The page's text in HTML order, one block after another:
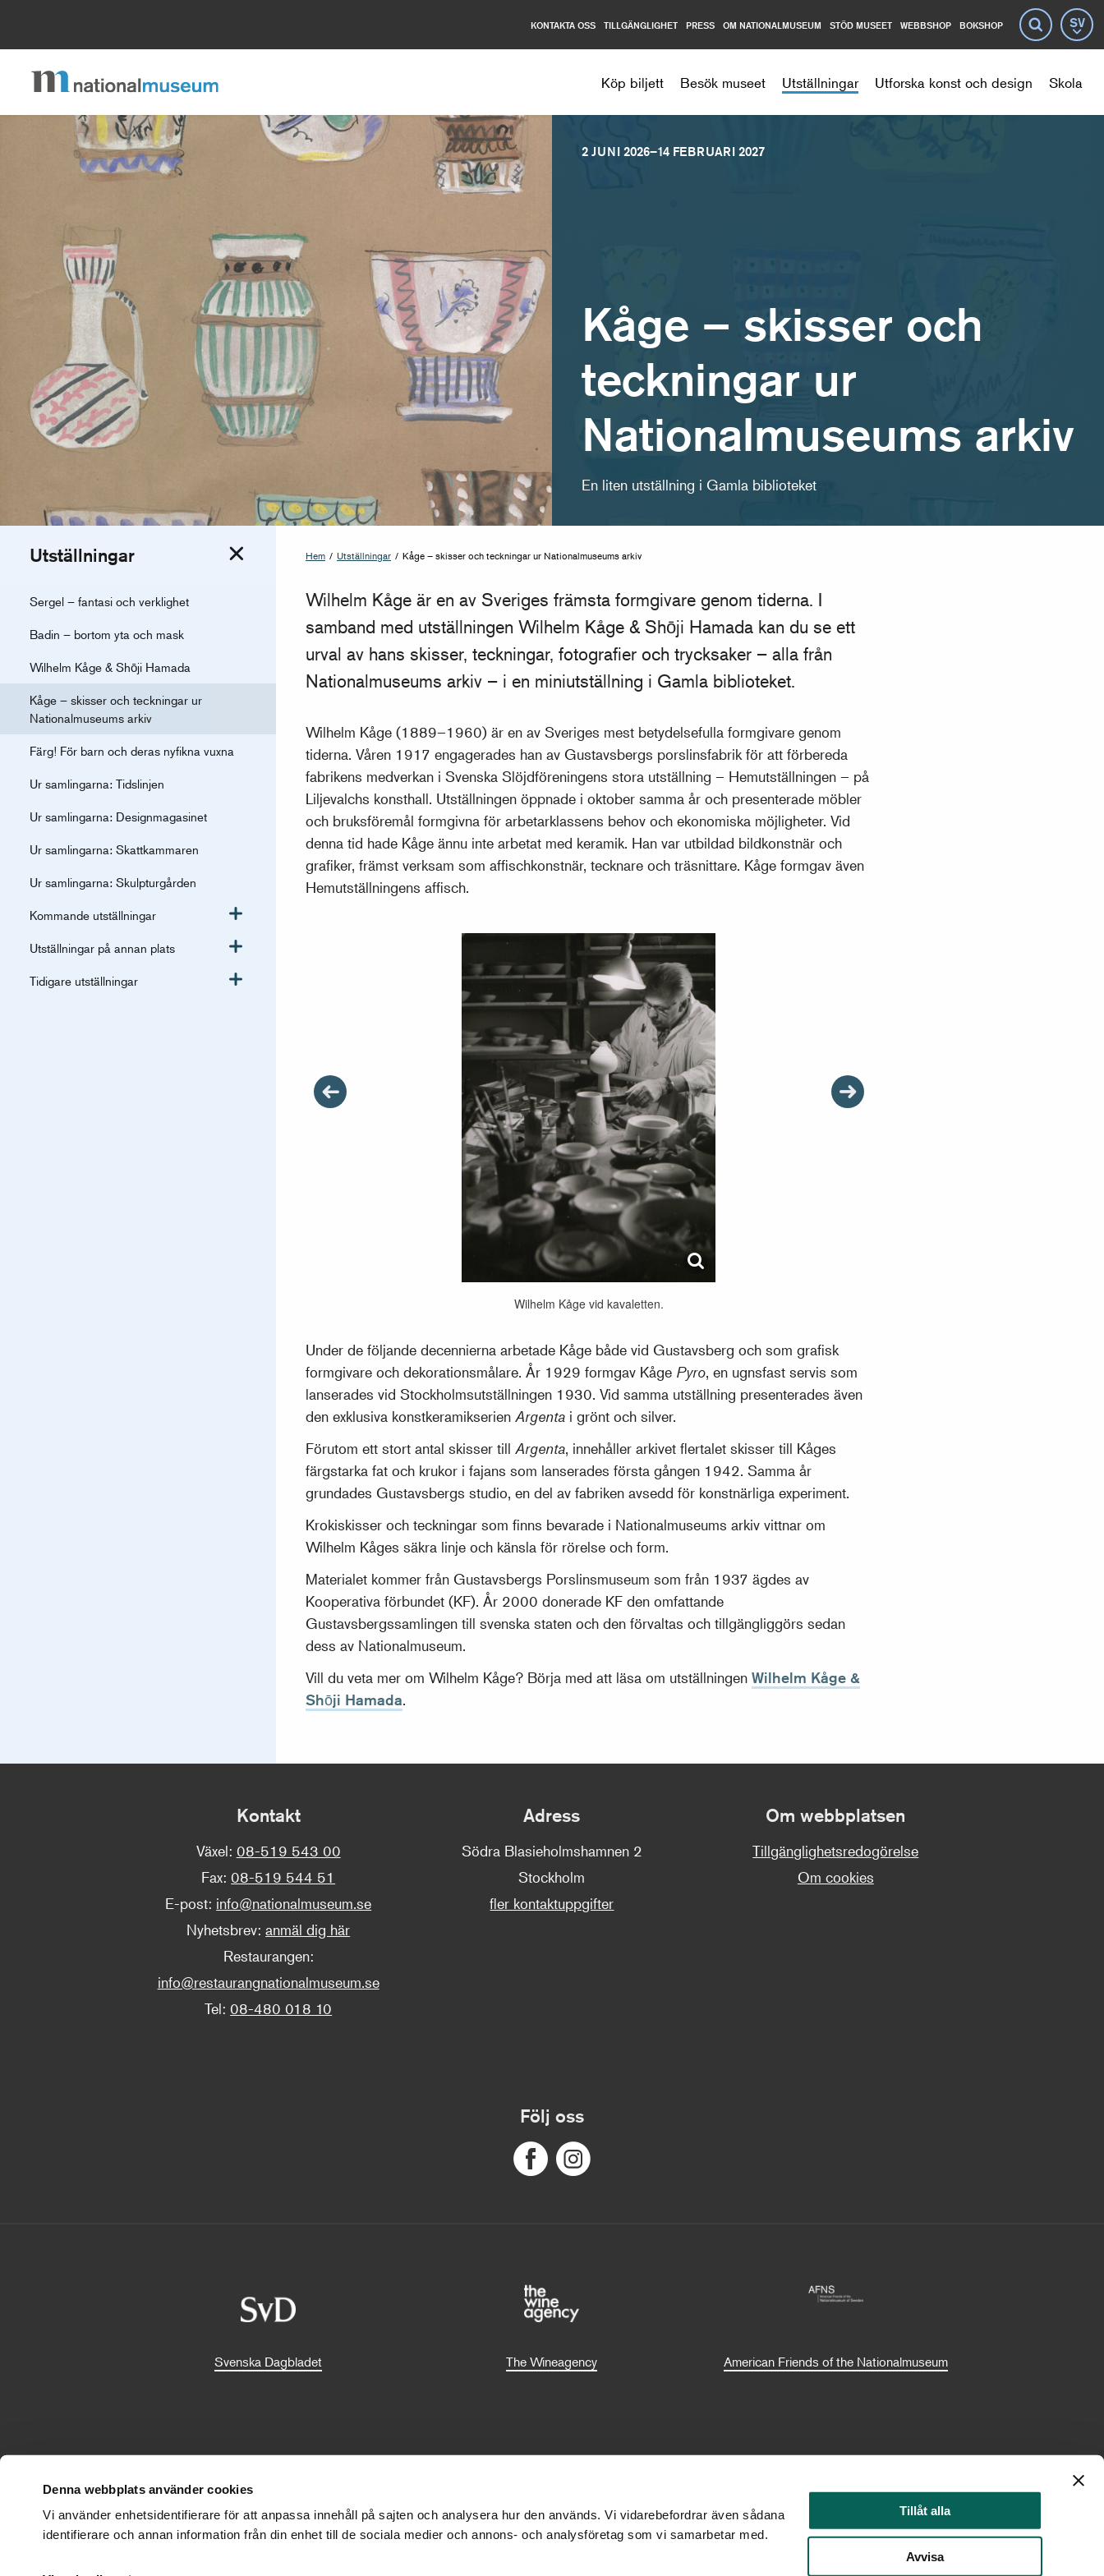
Denna webbplats använder cookies
Vi använder enhetsidentifierare för att anpassa innehåll på sajten och analysera hur den används. Vi vidarebefordrar även sådana
identifierare och annan information från din enhet till de sociala medier och annons- och analysföretag som vi samarbetar med.
Tillåt alla
Avvisa
Köp biljett Besök museet Utställningar Utforska konst och design Skola
KONTAKTA OSS TILLGÄNGLIGHET PRESS OM NATIONALMUSEUM STÖD MUSEET WEBBSHOP BOKSHOP Sök
2 JUNI 2026–14 FEBRUARI 2027
Kåge – skisser och
teckningar ur
Nationalmuseums arkiv
En liten utställning i Gamla biblioteket
Utställningar Växla meny
Sergel – fantasi och verklighet
Badin – bortom yta och mask
Wilhelm Kåge & Shōji Hamada
Kåge – skisser och teckningar ur
Nationalmuseums arkiv
Färg! För barn och deras nyfikna vuxna
Ur samlingarna: Tidslinjen
Ur samlingarna: Designmagasinet
Ur samlingarna: Skattkammaren
Ur samlingarna: Skulpturgården
Kommande utställningar Växla meny
Utställningar på annan plats Växla meny
Tidigare utställningar Växla meny
Hem / Utställningar / Kåge – skisser och teckningar ur Nationalmuseums arkiv
Wilhelm Kåge är en av Sveriges främsta formgivare genom tiderna. I
samband med utställningen Wilhelm Kåge & Shōji Hamada kan du se ett
urval av hans skisser, teckningar, fotografier och trycksaker – alla från
Nationalmuseums arkiv – i en miniutställning i Gamla biblioteket.
Wilhelm Kåge (1889–1960) är en av Sveriges mest betydelsefulla formgivare genom
tiderna. Våren 1917 engagerades han av Gustavsbergs porslinsfabrik för att förbereda
fabrikens medverkan i Svenska Slöjdföreningens stora utställning – Hemutställningen – på
Liljevalchs konsthall. Utställningen öppnade i oktober samma år och presenterade möbler
och bruksföremål formgivna för arbetarklassens behov och ekonomiska möjligheter. Vid
denna tid hade Kåge ännu inte arbetat med keramik. Han var utbildad bildkonstnär och
grafiker, främst verksam som affischkonstnär, tecknare och träsnittare. Kåge formgav även
Hemutställningens affisch.
Wilhelm Kåge vid kavaletten.
Under de följande decennierna arbetade Kåge både vid Gustavsberg och som grafisk
formgivare och dekorationsmålare. År 1929 formgav Kåge Pyro, en ugnsfast servis som
lanserades vid Stockholmsutställningen 1930. Vid samma utställning presenterades även
den exklusiva konstkeramikserien Argenta i grönt och silver.
Förutom ett stort antal skisser till Argenta, innehåller arkivet flertalet skisser till Kåges
färgstarka fat och krukor i fajans som lanserades första gången 1942. Samma år
grundades Gustavsbergs studio, en del av fabriken avsedd för konstnärliga experiment.
Krokiskisser och teckningar som finns bevarade i Nationalmuseums arkiv vittnar om
Wilhelm Kåges säkra linje och känsla för rörelse och form.
Materialet kommer från Gustavsbergs Porslinsmuseum som från 1937 ägdes av
Kooperativa förbundet (KF). År 2000 donerade KF den omfattande
Gustavsbergssamlingen till svenska staten och den förvaltas och tillgängliggörs sedan
dess av Nationalmuseum.
Vill du veta mer om Wilhelm Kåge? Börja med att läsa om utställningen Wilhelm Kåge &
Shōji Hamada.
Kontakt
Växel: 08-519 543 00
Fax: 08-519 544 51
E-post: info@nationalmuseum.se
Nyhetsbrev:anmäl dig här
Restaurangen:
info@restaurangnationalmuseum.se
Tel: 08-480 018 10
Adress
Södra Blasieholmshamnen 2
Stockholm
fler kontaktuppgifter
Om webbplatsen
Tillgänglighetsredogörelse
Om cookies
Följ oss
Svenska Dagbladet The Wineagency American Friends of the Nationalmuseum